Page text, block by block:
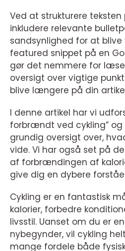
Ved at strukturere
inkludere relevante
sandsynlighed for at blive
featured snippet på en
gør det nemmere for
oversigt over vigtige
blive længere på din
I denne artikel har vi
forbrændt ved cykling”
grundig oversigt over,
vide. Vi har også set på
af forbrændingen af
give dig en dybere
Cykling er en fantastisk
kalorier, forbedre
livsstil. Uanset om du er
nybegynder, vil cykling
mange fordele både